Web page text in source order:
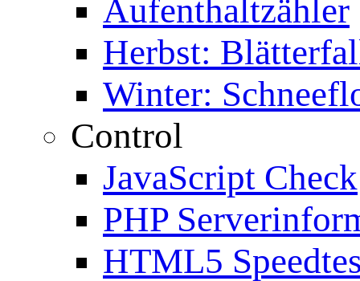
Aufenthaltzähler
Herbst:
Winter:
Control
JavaScript Check
PHP
HTML5